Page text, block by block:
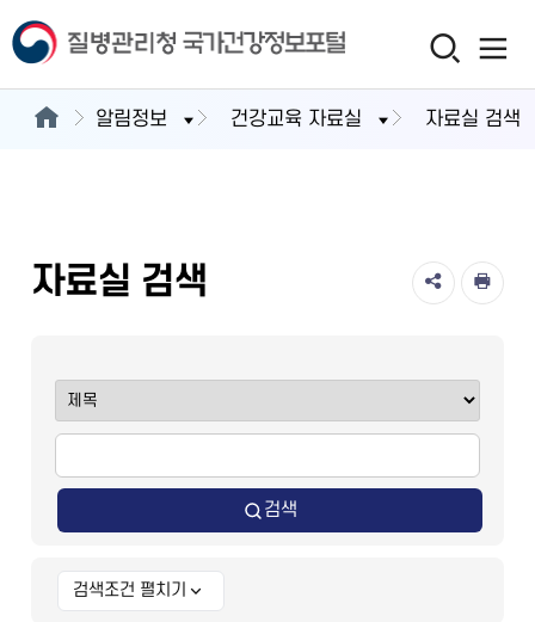
알림정보 건강교육 자료실 자료실 검색
자료실 검색
검색
상세 검색조건
검색조건 펼치기